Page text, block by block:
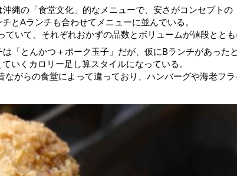
縄の「食堂文化」的なメニューで、安さがコンセプト
とAランチも合わせてメニューに並んでいる。
いて、それぞれおかずの品数とボリュームが値段ととも
「とんかつ＋ポーク玉子」だが、仮にBランチがあった
いくカロリー足し算スタイルになっている。
がらの食堂によって違っており、ハンバーグや海老フラ